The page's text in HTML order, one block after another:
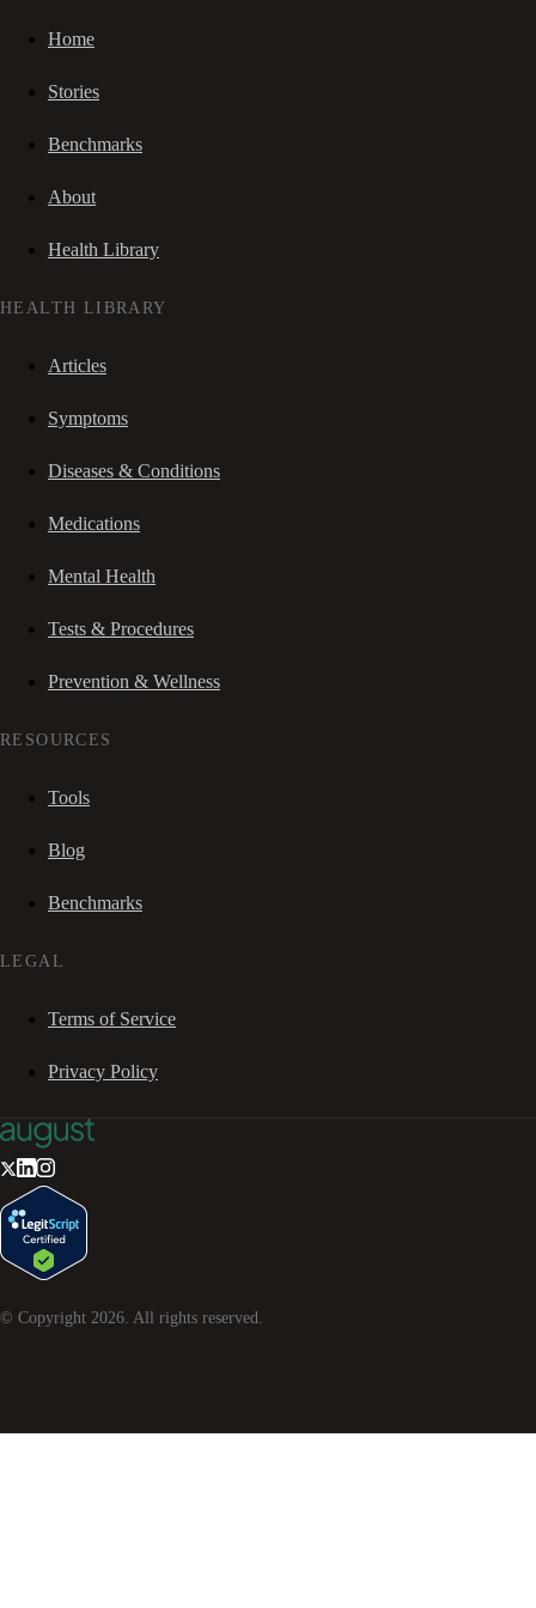
Home
Stories
Benchmarks
About
Health Library
HEALTH LIBRARY
Articles
Symptoms
Diseases & Conditions
Medications
Mental Health
Tests & Procedures
Prevention & Wellness
RESOURCES
Tools
Blog
Benchmarks
LEGAL
Terms of Service
Privacy Policy
© Copyright 2026 . All rights reserved.